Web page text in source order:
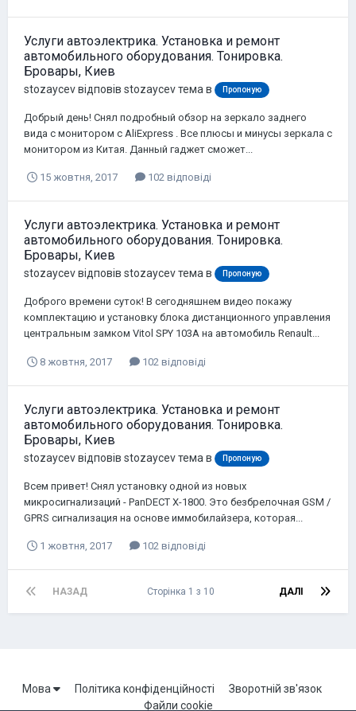
Услуги автоэлектрика. Установка и ремонт
автомобильного оборудования. Тонировка.
Бровары, Киев
stozaycevвідповів stozaycevтема в Пропоную
Добрый день! Снял подробный обзор на зеркало заднего
вида с монитором с AliExpress . Все плюсы и минусы зеркала с
монитором из Китая. Данный гаджет сможет...
15 жовтня, 2017 102 відповіді
Услуги автоэлектрика. Установка и ремонт
автомобильного оборудования. Тонировка.
Бровары, Киев
stozaycevвідповів stozaycevтема в Пропоную
Доброго времени суток! В сегодняшнем видео покажу
комплектацию и установку блока дистанционного управления
центральным замком Vitol SPY 103A на автомобиль Renault...
8 жовтня, 2017 102 відповіді
Услуги автоэлектрика. Установка и ремонт
автомобильного оборудования. Тонировка.
Бровары, Киев
stozaycevвідповів stozaycevтема в Пропоную
Всем привет! Снял установку одной из новых
микросигнализаций - PanDECT X-1800. Это безбрелочная GSM /
GPRS сигнализация на основе иммобилайзера, которая...
1 жовтня, 2017 102 відповіді
НАЗАД ДАЛІ
Сторінка 1 з 10
Мова Політика конфіденційності
Зворотній зв'язок
Файли cookie